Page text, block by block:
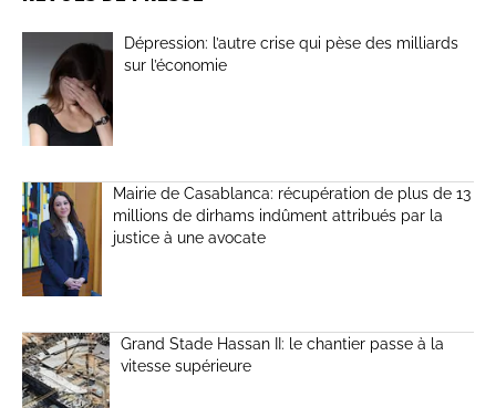
Dépression: l’autre crise qui pèse des milliards
sur l’économie
Mairie de Casablanca: récupération de plus de 13
millions de dirhams indûment attribués par la
justice à une avocate
Grand Stade Hassan II: le chantier passe à la
vitesse supérieure